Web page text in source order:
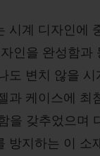
시계 디자인에
인을 완성함과
도 변치 않을
과 케이스에 최
을 갖추었으며
방지하는 이 소